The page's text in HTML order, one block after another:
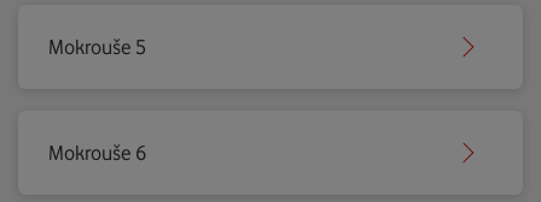
Mokrouše 5
Mokrouše 6